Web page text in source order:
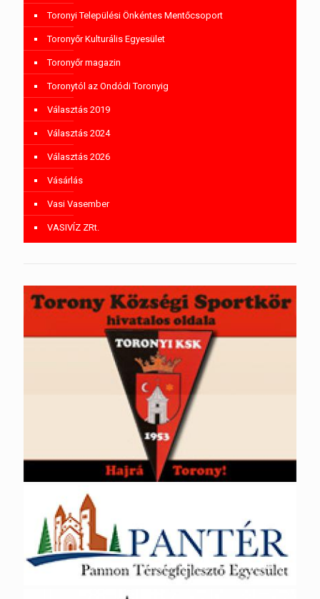
Toronyi Települési Önkéntes Mentőcsoport
Toronyőr Kulturális Egyesület
Toronyőr magazin
Toronytól az Ondódi Toronyig
Választás 2019
Választás 2024
Választás 2026
Vásárlás
Vasi Vasember
VASIVÍZ ZRt.